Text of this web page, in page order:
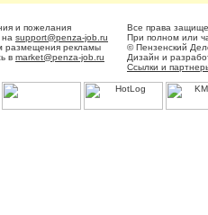
и пожелания
support@penza-job.ru
размещения рекламы
в market@penza-job.ru
Все права
При полном или
© Пензенский
Дизайн и
Ссылки и